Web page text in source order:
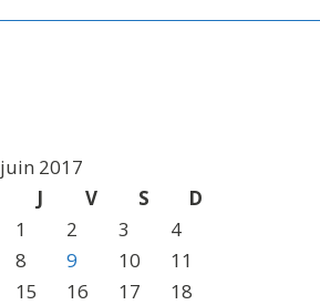
juin 2017
J V S
D
1
2 3
4
8 9 10
11
15 16 17
18